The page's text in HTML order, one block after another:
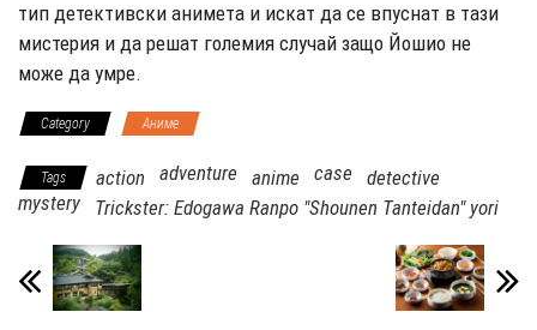
тип детективски анимета и искат да се впуснат в тази
мистерия и да решат големия случай защо Йошио не
може да умре.
Category Аниме
Tags action adventure anime case
detective
mystery
Trickster: Edogawa Ranpo "Shounen Tanteidan" yori